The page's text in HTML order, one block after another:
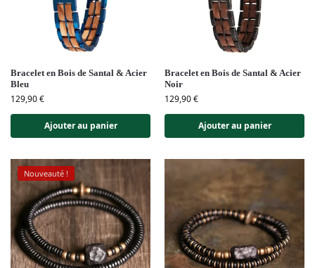
Bracelet en Bois de Santal & Acier
Bleu
129,90€
Ajouter au panier
Bracelet en Bois de Santal & Acier
Noir
129,90€
Ajouter au panier
Nouveauté !